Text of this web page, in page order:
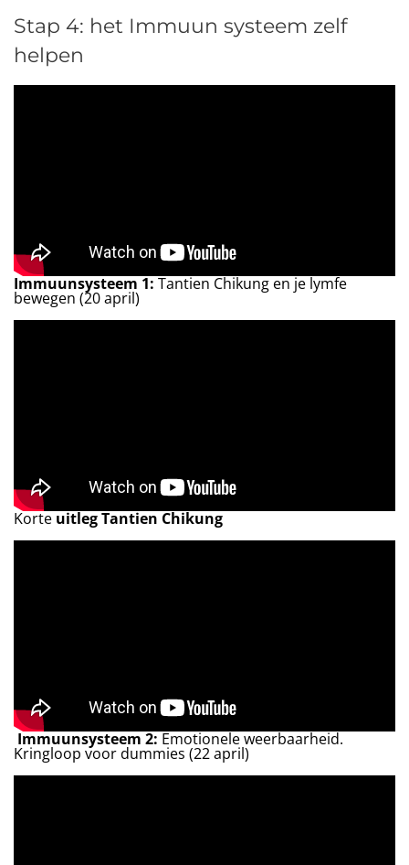
Stap 4: het Immuun systeem zelf
helpen
Immuunsysteem 1: Tantien Chikung en je lymfe
bewegen (20 april)
Korte uitleg Tantien Chikung
Immuunsysteem 2: Emotionele weerbaarheid.
Kringloop voor dummies (22 april)